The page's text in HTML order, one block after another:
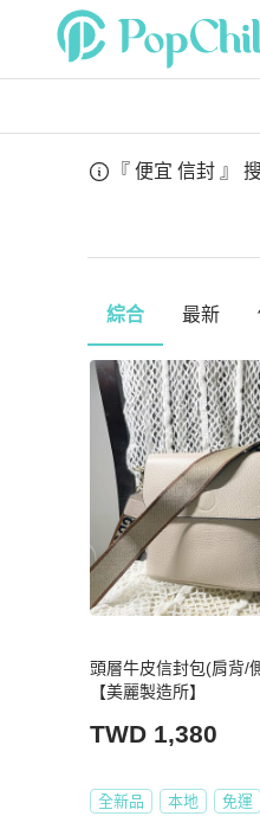
『 便宜 信封 』
綜合 最新
頭層牛皮信封包(肩背/
【美麗製造所】
TWD 1,380
全新品 本地 免運